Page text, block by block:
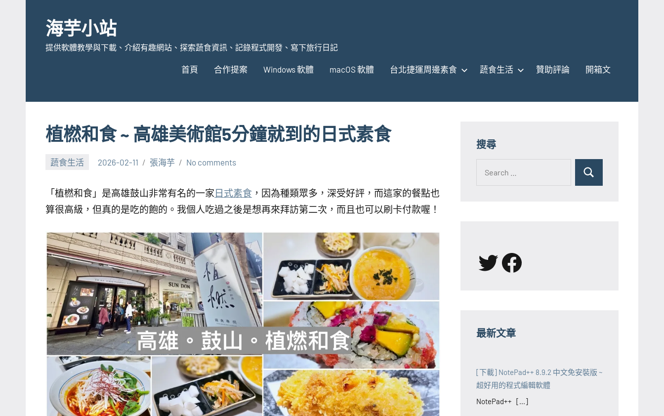
content海芋小站
提供軟體教學與下載、介紹有趣網站、探索蔬食資訊、記錄程式開發、寫下旅行日記
首頁 合作提案 Windows 軟體 macOS 軟體 台北捷運周邊素食 蔬食生活 贊助評論 開箱文
植橪和食 ~ 高雄美術館5分鐘就到的日式素食
蔬食生活 2026-02-11 張海芋 No comments
「植橪和食」是高雄鼓山非常有名的一家日式素食 ，因為種類眾多，深受好評，而這家的餐點也
算很高級，但真的是吃的飽的。我個人吃過之後是想再來拜訪第二次，而且也可以刷卡付款喔！
搜尋
for:
Search
X Facebook
最新文章
[下載] NotePad++ 8.9.2 中文免安裝版 ~
超好用的程式編輯軟體
NotePad++ [...]